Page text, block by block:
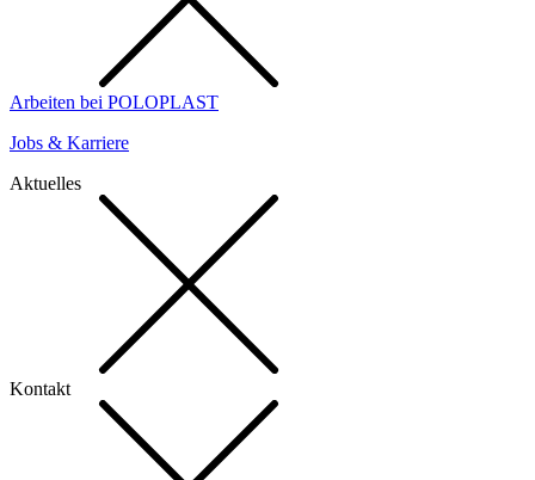
Arbeiten bei POLOPLAST
Jobs & Karriere
Aktuelles
Kontakt